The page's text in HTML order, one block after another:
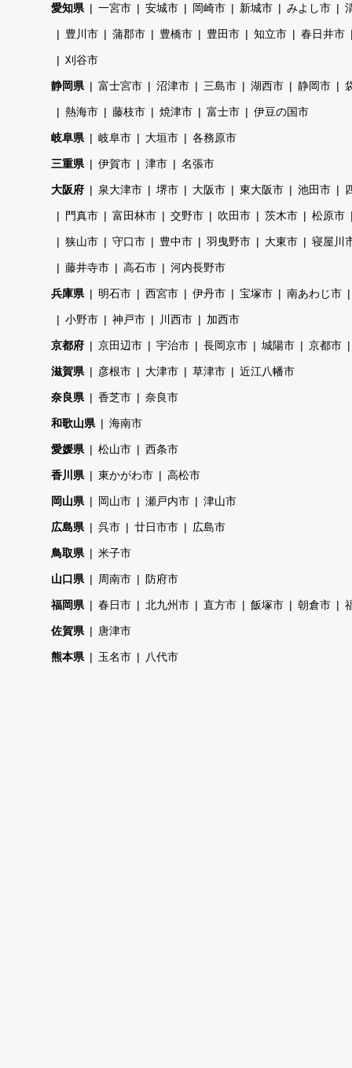
愛知県 一宮市 安城市 岡崎市 新城市 みよし市
豊川市 蒲郡市 豊橋市 豊田市 知立市 春日井市
刈谷市
静岡県 富士宮市 沼津市 三島市 湖西市 静岡市
熱海市 藤枝市 焼津市 富士市 伊豆の国市
岐阜県 岐阜市 大垣市 各務原市
三重県 伊賀市 津市 名張市
大阪府 泉大津市 堺市 大阪市 東大阪市 池田市
門真市 富田林市 交野市 吹田市 茨木市 松原市
狭山市 守口市 豊中市 羽曳野市 大東市 寝屋川
藤井寺市 高石市 河内長野市
兵庫県 明石市 西宮市 伊丹市 宝塚市 南あわじ市
小野市 神戸市 川西市 加西市
京都府 京田辺市 宇治市 長岡京市 城陽市 京都市
滋賀県 彦根市 大津市 草津市 近江八幡市
奈良県 香芝市 奈良市
和歌山県 海南市
愛媛県 松山市 西条市
香川県 東かがわ市 高松市
岡山県 岡山市 瀬戸内市 津山市
広島県 呉市 廿日市市 広島市
鳥取県 米子市
山口県 周南市 防府市
福岡県 春日市 北九州市 直方市 飯塚市 朝倉市
佐賀県 唐津市
熊本県 玉名市 八代市